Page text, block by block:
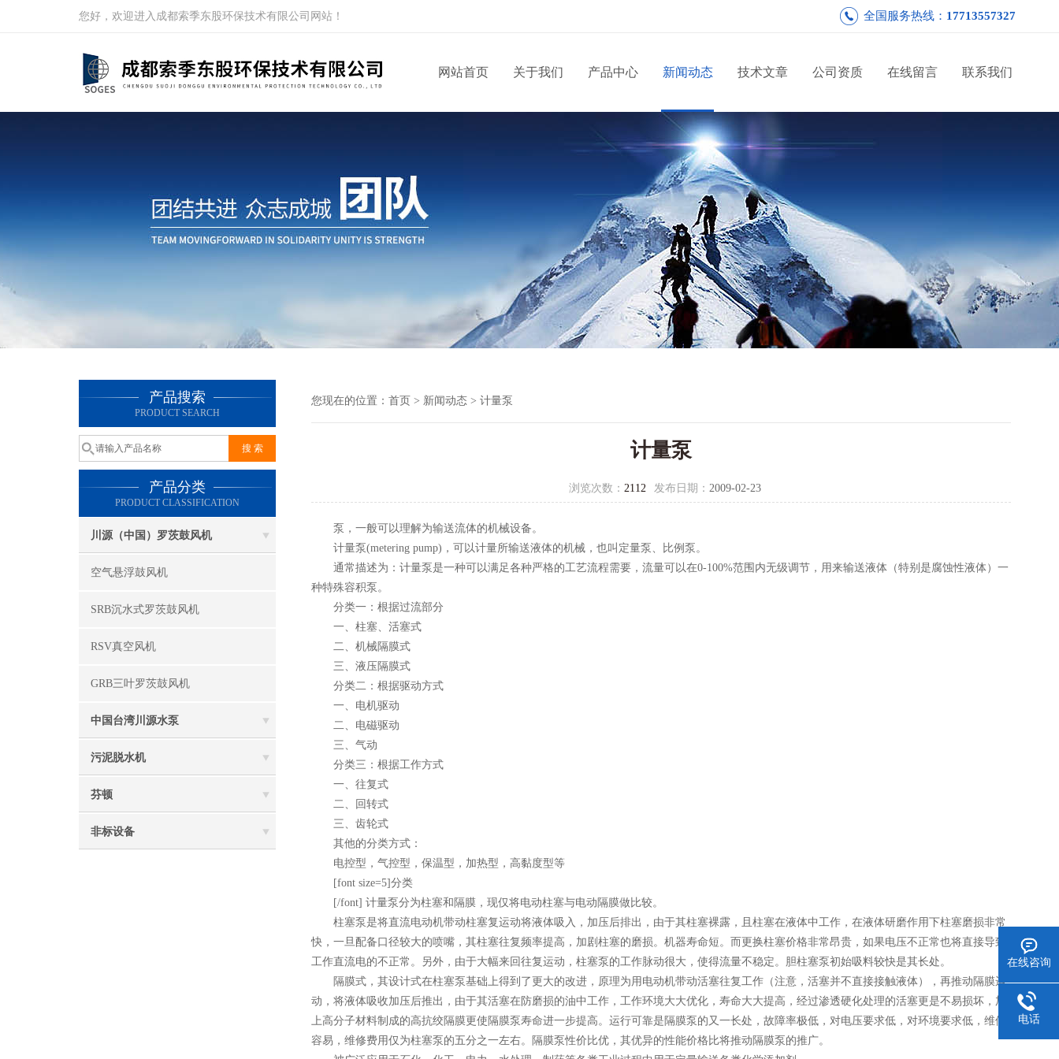
您好，欢迎进入成都索季东股环保技术有限公司网站！ 全国服务热线： 17713557327
网站首页 关于我们 产品中心 新闻动态 技术文章 公司资质 在线留言 联系我们
产品搜索
PRODUCT SEARCH
产品分类
PRODUCT CLASSIFICATION
川源（中国）罗茨鼓风机
空气悬浮鼓风机
SRB沉水式罗茨鼓风机
RSV真空风机
GRB三叶罗茨鼓风机
中国台湾川源水泵
污泥脱水机
芬顿
非标设备
您现在的位置： 首页 > 新闻动态 > 计量泵
计量泵
浏览次数： 2112 发布日期： 2009-02-23
泵，一般可以理解为输送流体的机械设备。
计量泵(metering pump)，可以计量所输送液体的机械，也叫定量泵、比例泵。
通常描述为：计量泵是一种可以满足各种严格的工艺流程需要，流量可以在0-100%范围内无级调节，用来输送液体（特别是腐蚀性液体）一
种特殊容积泵。
分类一：根据过流部分
一、柱塞、活塞式
二、机械隔膜式
三、液压隔膜式
分类二：根据驱动方式
一、电机驱动
二、电磁驱动
三、气动
分类三：根据工作方式
一、往复式
二、回转式
三、齿轮式
其他的分类方式：
电控型，气控型，保温型，加热型，高黏度型等
[font size=5]分类
[/font] 计量泵分为柱塞和隔膜，现仅将电动柱塞与电动隔膜做比较。
柱塞泵是将直流电动机带动柱塞复运动将液体吸入，加压后排出，由于其柱塞裸露，且柱塞在液体中工作，在液体研磨作用下柱塞磨损非常
快，一旦配备口径较大的喷嘴，其柱塞往复频率提高，加剧柱塞的磨损。机器寿命短。而更换柱塞价格非常昂贵，如果电压不正常也将直接导致
工作直流电的不正常。另外，由于大幅来回往复运动，柱塞泵的工作脉动很大，使得流量不稳定。胆柱塞泵初始吸料较快是其长处。
隔膜式，其设计式在柱塞泵基础上得到了更大的改进，原理为用电动机带动活塞往复工作（注意，活塞并不直接接触液体），再推动隔膜运
动，将液体吸收加压后推出，由于其活塞在防磨损的油中工作，工作环境大大优化，寿命大大提高，经过渗透硬化处理的活塞更是不易损坏，加
上高分子材料制成的高抗绞隔膜更使隔膜泵寿命进一步提高。运行可靠是隔膜泵的又一长处，故障率极低，对电压要求低，对环境要求低，维修
容易，维修费用仅为柱塞泵的五分之一左右。隔膜泵性价比优，其优异的性能价格比将推动隔膜泵的推广。
在线咨询
电话